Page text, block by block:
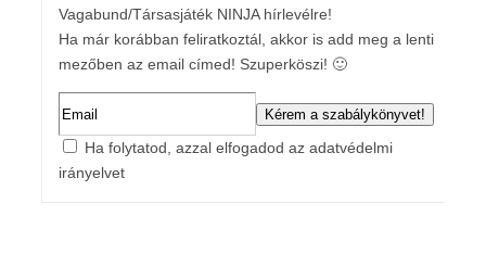
Vagabund/Társasjáték NINJA hírlevélre!
Ha már korábban feliratkoztál, akkor is add meg a lenti
mezőben az email címed! Szuperköszi! 🙂
Ha folytatod, azzal elfogadod az adatvédelmi
irányelvet